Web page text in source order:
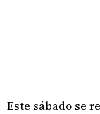
Este sábado se